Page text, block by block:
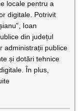
locale pentru a
digitale. Potrivit
Ioan
din județul
administrații publice
și dotări tehnice
În plus,